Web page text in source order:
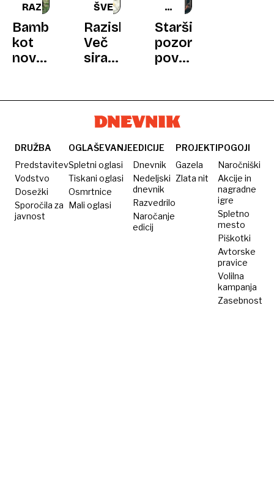
RAZISKAVA
Bambus
kot
novo
ŠVEDSKA
Raziskava:
Več
sira
krožniku
pomeni
spomin
PRIJATELJSKI
ZASLONI
Starši,
pozor:
povezava
in
težavami
duševnem
zdravju
je
dvosmerna
DRUŽBA
Predstavitev
Vodstvo
Dosežki
Sporočila za
javnost
OGLAŠEVANJE
Spletni oglasi
Tiskani oglasi
Osmrtnice
Mali oglasi
EDICIJE
Dnevnik
Nedeljski
dnevnik
Razvedrilo
Naročanje
edicij
PROJEKTI
Gazela
Zlata nit
POGOJI
Naročniški
Akcije in
nagradne
igre
Spletno
mesto
Piškotki
Avtorske
pravice
Volilna
kampanja
Zasebnost